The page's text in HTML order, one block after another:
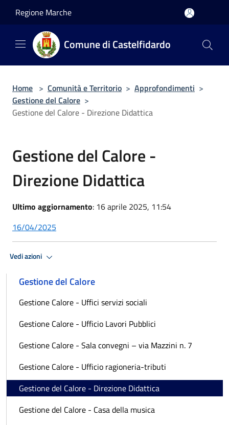
Regione Marche
Comune di Castelfidardo
Home > Comunità e Territorio > Approfondimenti >
Gestione del Calore >
Gestione del Calore - Direzione Didattica
Gestione del Calore -
Direzione Didattica
Ultimo aggiornamento: 16 aprile 2025, 11:54
16/04/2025
Vedi azioni
Gestione del Calore
Gestione Calore - Uffici servizi sociali
Gestione Calore - Ufficio Lavori Pubblici
Gestione Calore - Sala convegni – via Mazzini n. 7
Gestione Calore - Ufficio ragioneria-tributi
Gestione del Calore - Direzione Didattica
Gestione del Calore - Casa della musica